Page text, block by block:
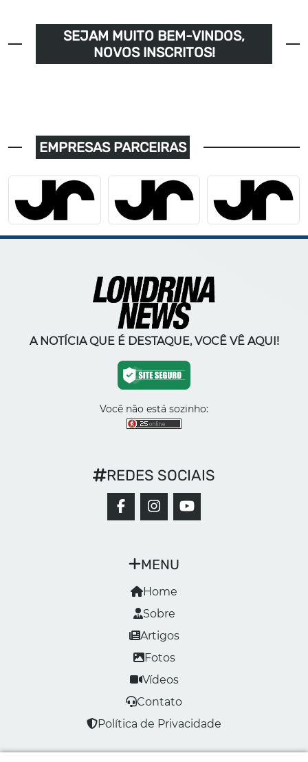
SEJAM MUITO BEM-VINDOS,
NOVOS INSCRITOS!
EMPRESAS PARCEIRAS
A NOTÍCIA QUE É DESTAQUE, VOCÊ VÊ AQUI!
Você não está sozinho:
MENU
Home
Sobre
Artigos
Fotos
Vídeos
Contato
Política de Privacidade
REDES SOCIAIS